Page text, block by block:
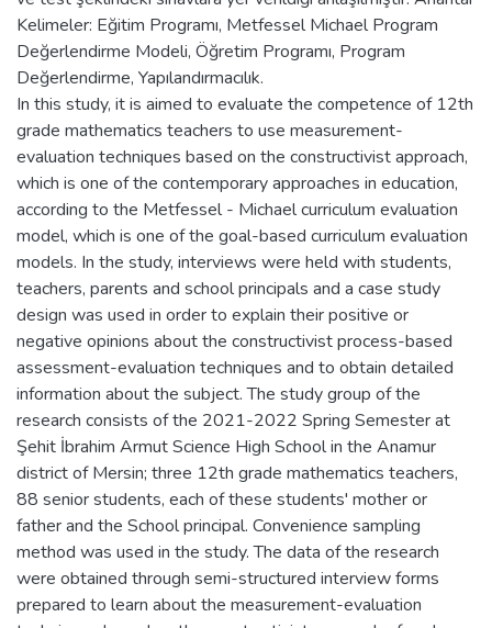
Kelimeler: Eğitim Programı, Metfessel Michael Program
Değerlendirme Modeli, Öğretim Programı, Program
Değerlendirme, Yapılandırmacılık.
In this study, it is aimed to evaluate the competence of 12th
grade mathematics teachers to use measurement-
evaluation techniques based on the constructivist approach,
which is one of the contemporary approaches in education,
according to the Metfessel - Michael curriculum evaluation
model, which is one of the goal-based curriculum evaluation
models. In the study, interviews were held with students,
teachers, parents and school principals and a case study
design was used in order to explain their positive or
negative opinions about the constructivist process-based
assessment-evaluation techniques and to obtain detailed
information about the subject. The study group of the
research consists of the 2021-2022 Spring Semester at
Şehit İbrahim Armut Science High School in the Anamur
district of Mersin; three 12th grade mathematics teachers,
88 senior students, each of these students' mother or
father and the School principal. Convenience sampling
method was used in the study. The data of the research
were obtained through semi-structured interview forms
prepared to learn about the measurement-evaluation